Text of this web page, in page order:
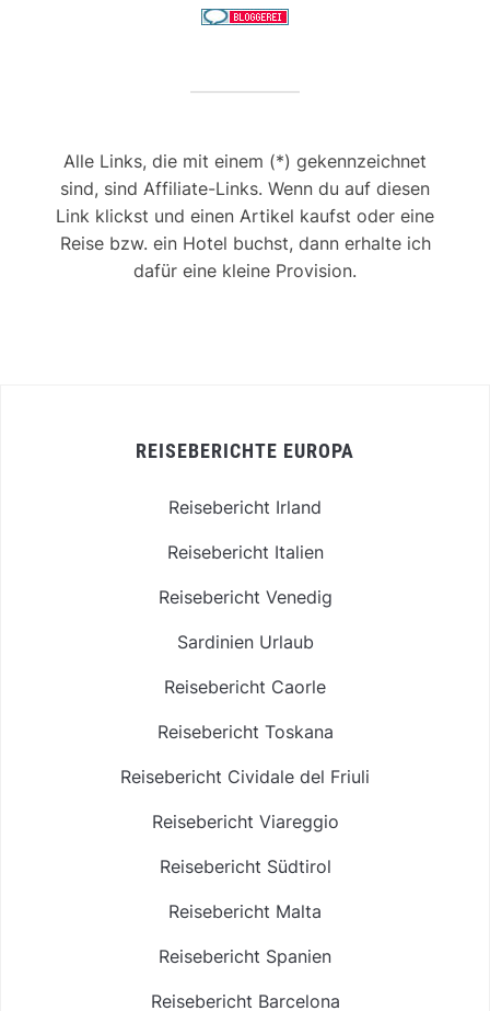
Alle Links, die mit einem (*) gekennzeichnet
sind, sind Affiliate-Links. Wenn du auf diesen
Link klickst und einen Artikel kaufst oder eine
Reise bzw. ein Hotel buchst, dann erhalte ich
dafür eine kleine Provision.
REISEBERICHTE EUROPA
Reisebericht Irland
Reisebericht Italien
Reisebericht Venedig
Sardinien Urlaub
Reisebericht Caorle
Reisebericht Toskana
Reisebericht Cividale del Friuli
Reisebericht Viareggio
Reisebericht Südtirol
Reisebericht Malta
Reisebericht Spanien
Reisebericht Barcelona